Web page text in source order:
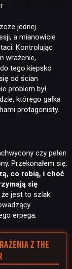
jednej
a mianowicie
Kontrolując
wrażenie,
tego kiepsko
od ścian
problem był
którego gałka
protagonisty.
czy pełen
Przekonałem się,
co robią, i choć
się
jest to szlak
erpega.
Z THE